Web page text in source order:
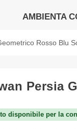
AMBIENTA
Rosso Blu
Persia
disponibile per la